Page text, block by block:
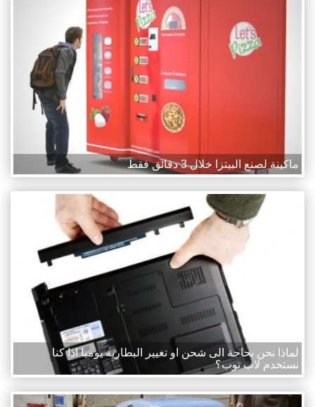
ماكينة لصنع البيتزا خلال 3 دقائق فقط
لماذا نحن بحاجة الى شحن او تغيير البطارية يوميا اذا كنا
نستخدم لاب توب؟